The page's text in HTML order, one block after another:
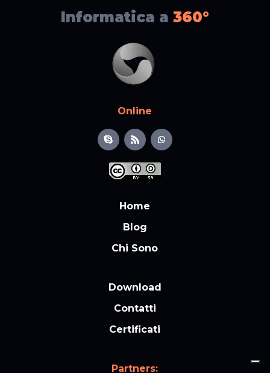
Informatica a 360°
Online
Home
Blog
Chi Sono
Download
Contatti
Certificati
Partners: